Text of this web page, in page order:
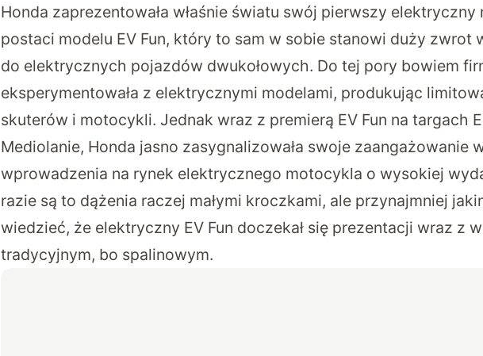
Honda zaprezentowała właśnie światu swój pierwszy
postaci modelu EV Fun, który to sam w sobie stanowi duży zwrot
do elektrycznych pojazdów dwukołowych. Do tej pory bowiem
eksperymentowała z elektrycznymi modelami, produkując
skuterów i motocykli. Jednak wraz z premierą EV Fun na targach
Mediolanie, Honda jasno zasygnalizowała swoje zaangażowanie
wprowadzenia na rynek elektrycznego motocykla o wysokiej
razie są to dążenia raczej małymi kroczkami, ale przynajmniej
wiedzieć, że elektryczny EV Fun doczekał się prezentacji wraz z
tradycyjnym, bo spalinowym.